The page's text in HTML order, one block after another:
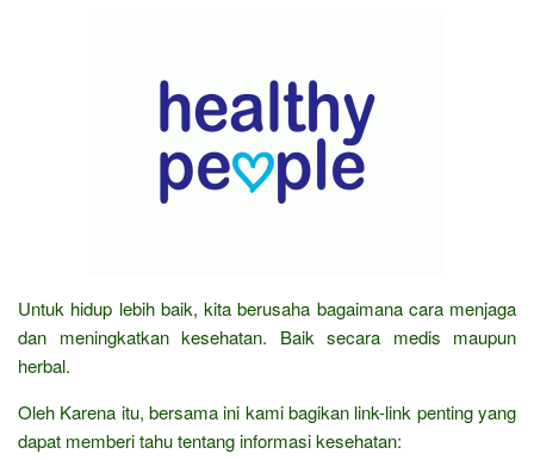
Untuk hidup lebih baik, kita berusaha bagaimana cara menjaga
dan meningkatkan kesehatan. Baik secara medis maupun
herbal.
Oleh Karena itu, bersama ini kami bagikan link-link penting yang
dapat memberi tahu tentang informasi kesehatan: